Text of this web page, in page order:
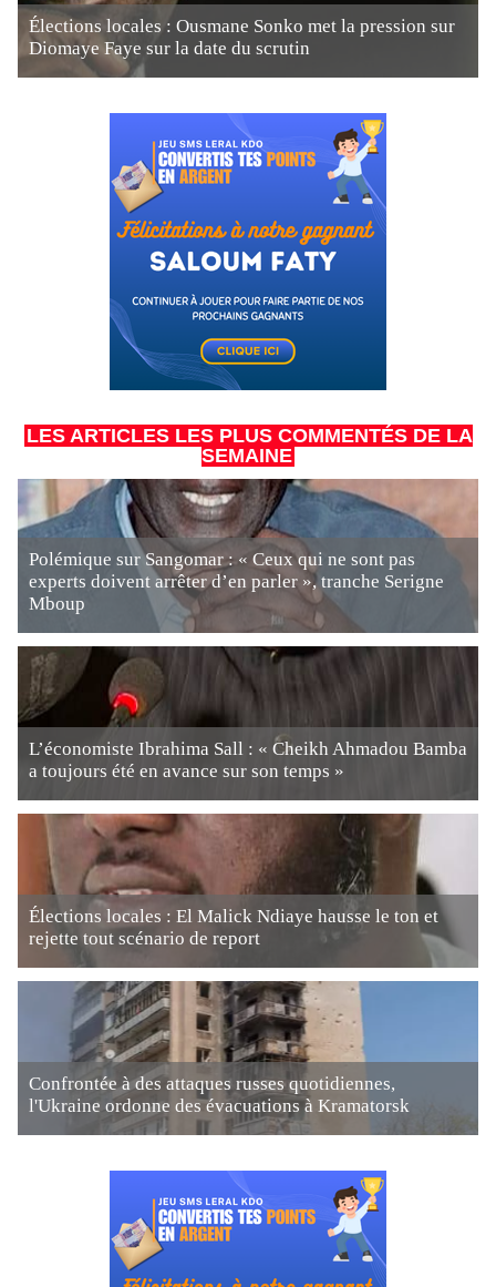
Élections locales : Ousmane Sonko met la pression sur
Diomaye Faye sur la date du scrutin
LES ARTICLES LES PLUS COMMENTÉS DE LA
SEMAINE
Polémique sur Sangomar : « Ceux qui ne sont pas
experts doivent arrêter d’en parler », tranche Serigne
Mboup
L’économiste Ibrahima Sall : « Cheikh Ahmadou Bamba
a toujours été en avance sur son temps »
Élections locales : El Malick Ndiaye hausse le ton et
rejette tout scénario de report
Confrontée à des attaques russes quotidiennes,
l'Ukraine ordonne des évacuations à Kramatorsk